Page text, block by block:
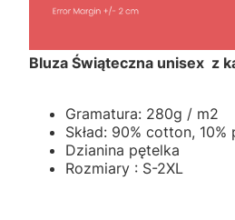
Bluza Świąteczna unisex z
Gramatura: 280g / m2
Skład: 90% cotton,
Dzianina pętelka
Rozmiary : S-2XL